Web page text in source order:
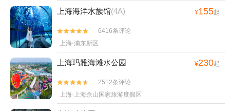
上海海洋水族馆(4A) ¥155起


6416条评论
上海·浦东新区
上海玛雅海滩水公园 ¥230起


2512条评论
上海·上海佘山国家旅游度假区